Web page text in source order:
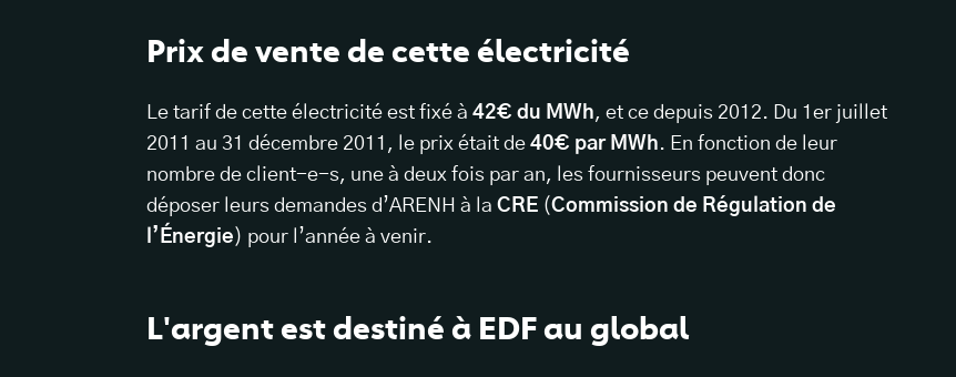
Prix de vente de cette électricité
Le tarif de cette électricité est fixé à 42€ du MWh, et ce depuis 2012. Du 1er juillet
2011 au 31 décembre 2011, le prix était de 40€ par MWh. En fonction de leur
nombre de client-e-s, une à deux fois par an, les fournisseurs peuvent donc
déposer leurs demandes d’ARENH à la CRE (Commission de Régulation de
l’Énergie) pour l’année à venir.
L'argent est destiné à EDF au global